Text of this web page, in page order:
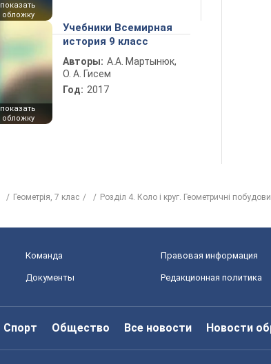
показать
обложку
показать
обложку
Учебники Всемирная
история 9 класс
Авторы: А.А. Мартынюк,
О. А. Гисем
Год: 2017
Геометрія, 7 клас
Розділ 4. Коло і круг. Геометричні побудови
Команда Правовая информация
Документы Редакционная политика
Спорт Общество Все новости Новости